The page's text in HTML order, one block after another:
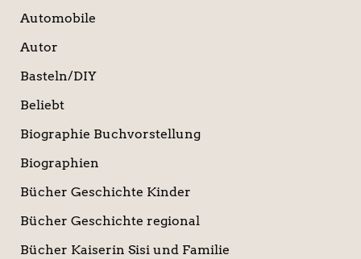
Automobile
Autor
Basteln/DIY
Beliebt
Biographie Buchvorstellung
Biographien
Bücher Geschichte Kinder
Bücher Geschichte regional
Bücher Kaiserin Sisi und Familie